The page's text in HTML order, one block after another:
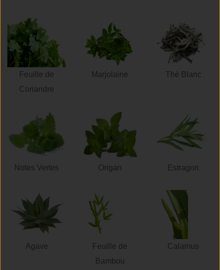
Feuille de
Coriandre
Marjolaine Thé Blanc
Notes Vertes Origan Estragon
Agave
Feuille de
Bambou
Calamus